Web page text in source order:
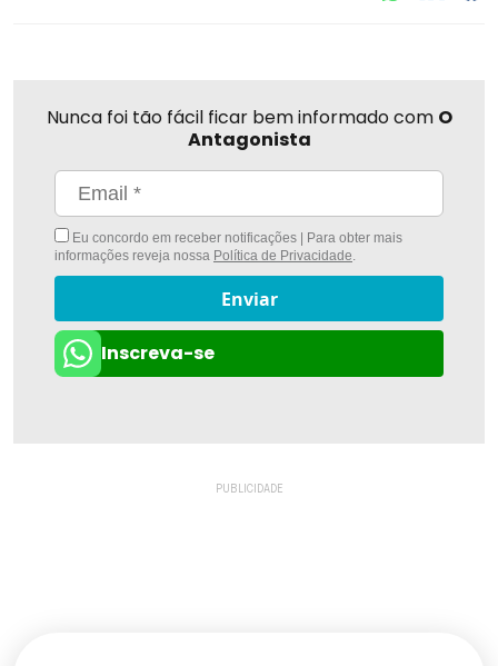
Nunca foi tão fácil ficar bem informado com O
Antagonista
Eu concordo em receber notificações | Para obter mais
informações reveja nossa Política de Privacidade.
Enviar
Inscreva-se